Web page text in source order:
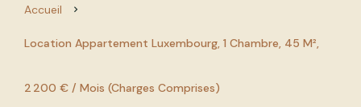
Accueil
Location Appartement Luxembourg, 1 Chambre, 45 M²,
2 200 € / Mois (Charges Comprises)